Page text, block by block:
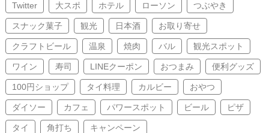
Twitter 大スポ ホテル ローソン つぶやき
スナック菓子 観光 日本酒 お取り寄せ
クラフトビール 温泉 焼肉 バル 観光スポット
ワイン 寿司 LINEクーポン おつまみ 便利グッズ
100円ショップ タイ料理 カルビー おやつ
ダイソー カフェ パワースポット ビール ピザ
タイ 角打ち キャンペーン